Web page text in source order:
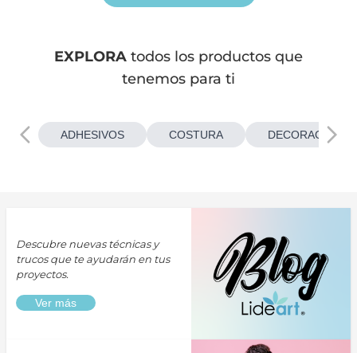
EXPLORA todos los productos que
tenemos para ti
ADHESIVOS COSTURA
Descubre nuevas técnicas y
trucos que te ayudarán en tus
proyectos.
Ver más